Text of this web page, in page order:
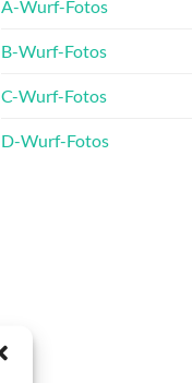
A-Wurf-Fotos
B-Wurf-Fotos
C-Wurf-Fotos
D-Wurf-Fotos